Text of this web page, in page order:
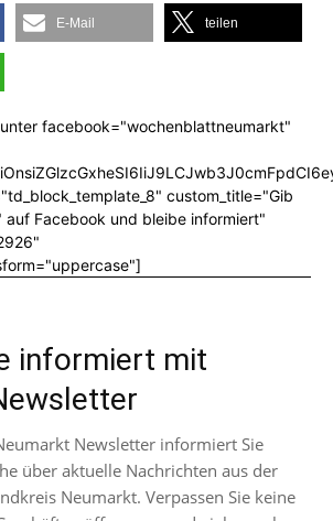
E-Mail teilen
facebook="wochenblattneumarkt"
custom_title="Gib
auf Facebook und bleibe informiert"
informiert mit
Newsletter informiert Sie
über aktuelle Nachrichten aus der
Neumarkt. Verpassen Sie keine